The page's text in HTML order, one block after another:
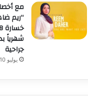
مع
“ريم
شهرياً
جراحية
يوليو 10, 2020